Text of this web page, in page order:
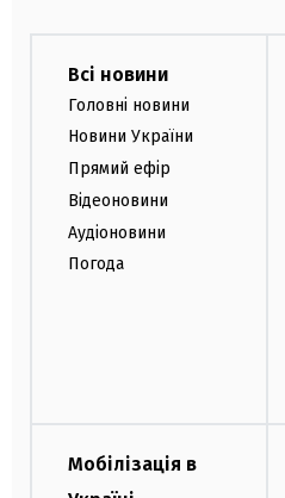
Всі новини
Головні новини
Новини України
Прямий ефір
Відеоновини
Аудіоновини
Погода
Мобілізація в